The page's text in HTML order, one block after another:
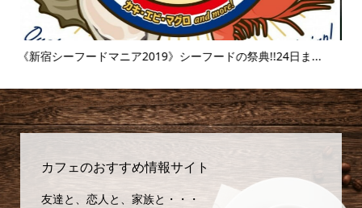
《富士そば》衝撃のタピオカ漬け丼!!販売延長を繰り返すその